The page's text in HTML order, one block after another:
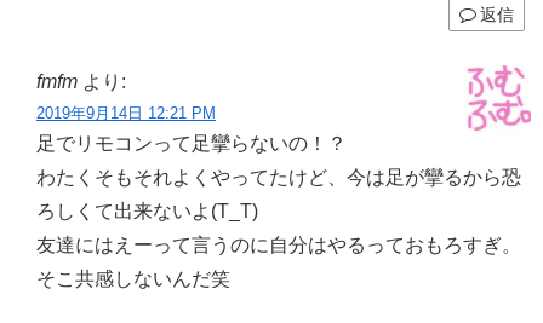
返信
fmfm より:
2019年9月14日 12:21 PM
足でリモコンって足攣らないの！？
わたくそもそれよくやってたけど、今は足が攣るから恐
ろしくて出来ないよ(T_T)
友達にはえーって言うのに自分はやるっておもろすぎ。
そこ共感しないんだ笑